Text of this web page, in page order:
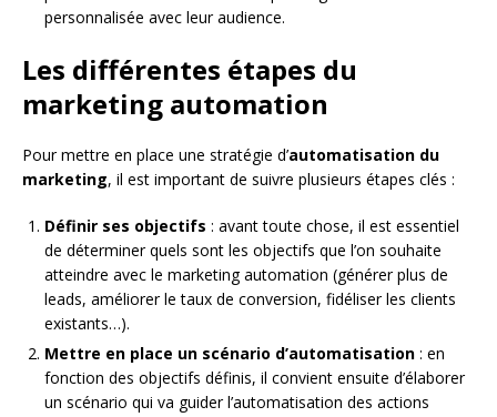
personnalisée avec leur audience.
Les différentes étapes du
marketing automation
Pour mettre en place une stratégie d’automatisation du
marketing, il est important de suivre plusieurs étapes clés :
Définir ses objectifs : avant toute chose, il est essentiel
de déterminer quels sont les objectifs que l’on souhaite
atteindre avec le marketing automation (générer plus de
leads, améliorer le taux de conversion, fidéliser les clients
existants…).
Mettre en place un scénario d’automatisation : en
fonction des objectifs définis, il convient ensuite d’élaborer
un scénario qui va guider l’automatisation des actions